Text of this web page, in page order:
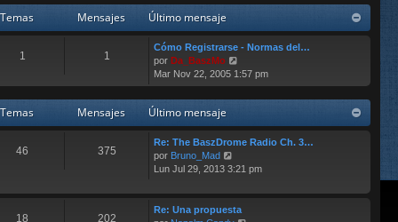
fic
ar
Temas Mensajes Último mensaje
1 1
Cómo Registrarse - Normas del…
por Da_BaszMo
e
r
ú
t
i
o
e
n
s
Mar Nov 22, 2005 1:57 pm
Temas Mensajes Último mensaje
46 375
Re: The BaszDrome Radio Ch. 3…
por Bruno_Mad
e
ú
l
Lun Jul 29, 2013 3:21 pm
18 202
Re: Una propuesta